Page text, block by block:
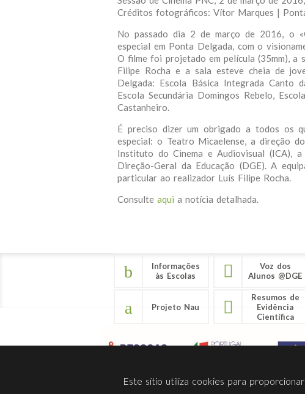
Créditos fotográficos: Vítor Marques |
No passado dia 2 de março de 2016, o
especial em Ponta Delgada, com o
O filme foi projetado em película (35mm), a
Filipe Rocha e a sala esteve cheia de
Delgada: Escola Básica Integrada Canto
Escola Secundária Domingos Rebelo,
Castanheiro.
É preciso dizer um obrigado a todos os
especial: o Teatro Micaelense, a direção
Instituto do Cinema e Audiovisual (ICA),
Direção-Geral da Educação (DGE). A
particular ao realizador Luís Filipe Rocha.
Consulte aqui a notícia detalhada.
Informações
às Escolas
Voz dos
Alunos @DGE
Projeto Nau
Resumos de
Evidência
Científica
Este sítio utiliza cookies para